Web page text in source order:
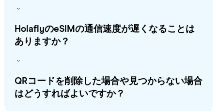
HolaflyのeSIMの通信速度が遅くなることは
ありますか？
QRコードを削除した場合や見つからない場合
はどうすればよいですか？